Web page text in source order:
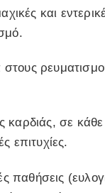
και
καρδιάς, σε
επιτυχίες.
παθήσεις